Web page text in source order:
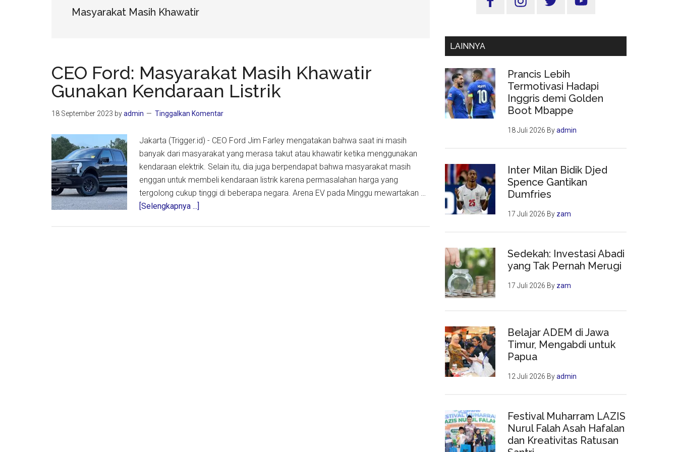
Masyarakat Masih Khawatir
CEO Ford: Masyarakat Masih Khawatir
Gunakan Kendaraan Listrik
18 September 2023 byadmin Tinggalkan Komentar
Jakarta (Trigger.id) - CEO Ford Jim Farley mengatakan bahwa saat ini masih
banyak dari masyarakat yang merasa takut atau khawatir ketika menggunakan
kendaraan elektrik. Selain itu, dia juga berpendapat bahwa masyarakat masih
enggan untuk membeli kendaraan listrik karena permasalahan harga yang
tergolong cukup tinggi di beberapa negara. Arena EV pada Minggu mewartakan …
[Selengkapnya ...]
Utama
LAINNYA
Prancis Lebih
Termotivasi Hadapi
Inggris demi Golden
Boot Mbappe
18 Juli 2026 Byadmin
Inter Milan Bidik Djed
Spence Gantikan
Dumfries
17 Juli 2026 By zam
Sedekah: Investasi Abadi
yang Tak Pernah Merugi
17 Juli 2026 By zam
Belajar ADEM di Jawa
Timur, Mengabdi untuk
Papua
12 Juli 2026 Byadmin
Festival Muharram LAZIS
Nurul Falah Asah Hafalan
dan Kreativitas Ratusan